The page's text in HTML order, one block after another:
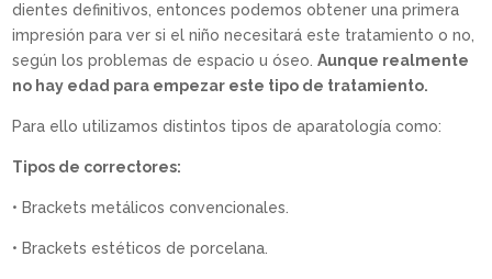
dientes definitivos, entonces podemos obtener una primera
impresión para ver si el niño necesitará este tratamiento o no,
según los problemas de espacio u óseo.Aunque realmente
no hay edad para empezar este tipo de tratamiento.
Para ello utilizamos distintos tipos de aparatología como:
Tipos de correctores:
• Brackets metálicos convencionales.
• Brackets estéticos de porcelana.